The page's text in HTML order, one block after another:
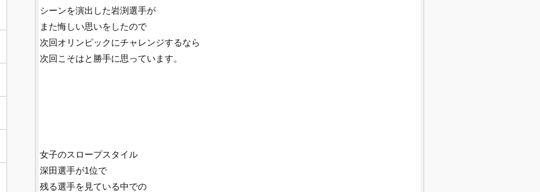
シーンを演出した岩渕選手が
また悔しい思いをしたので
次回オリンピックにチャレンジするなら
次回こそはと勝手に思っています。
女子のスロープスタイル
深田選手が1位で
残る選手を見ている中での